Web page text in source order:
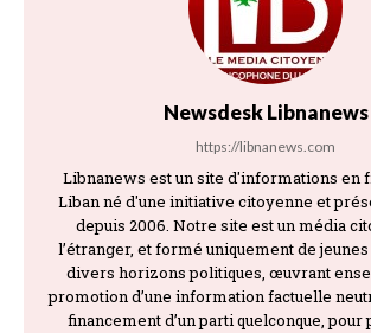
Newsdesk Libnanews
https://libnanews.com
Libnanews est un site d'informations en
Liban né d'une initiative citoyenne et
depuis 2006. Notre site est un média
l’étranger, et formé uniquement de
divers horizons politiques, œuvrant
promotion d’une information factuelle
financement d’un parti quelconque,